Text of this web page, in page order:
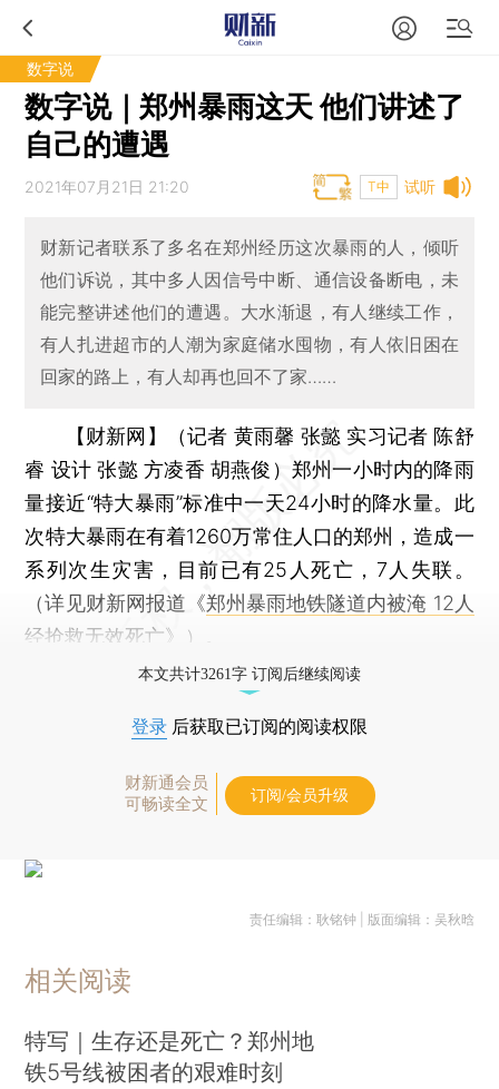
数字说
数字说｜郑州暴雨这天 他们讲述了
自己的遭遇
试听
2021年07月21日 21:20 T中
财新记者联系了多名在郑州经历这次暴雨的人，倾听
他们诉说，其中多人因信号中断、通信设备断电，未
能完整讲述他们的遭遇。大水渐退，有人继续工作，
有人扎进超市的人潮为家庭储水囤物，有人依旧困在
回家的路上，有人却再也回不了家……
【财新网】（记者 黄雨馨 张懿 实习记者 陈舒
睿 设计 张懿 方凌香 胡燕俊） 郑州一小时内的降雨
量接近“特大暴雨”标准中一天24小时的降水量。此
次特大暴雨在有着1260万常住人口的郑州，造成一
系列次生灾害，目前已有25人死亡，7人失联。
（详见财新网报道《郑州暴雨地铁隧道内被淹 12人
经抢救无效死亡》）。
本文共计3261字 订阅后继续阅读
登录 后获取已订阅的阅读权限
财新通会员
可畅读全文
订阅/会员升级
责任编辑：耿铭钟 | 版面编辑：吴秋晗
相关阅读
特写｜生存还是死亡？郑州地
铁5号线被困者的艰难时刻